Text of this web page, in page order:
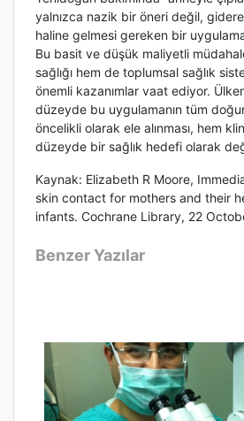
yalnızca nazik bir öneri değil,
haline gelmesi gereken bir
Bu basit ve düşük maliyetli
sağlığı hem de toplumsal sağlık
önemli kazanımlar vaat ediyor.
düzeyde bu uygulamanın tüm
öncelikli olarak ele alınması, hem
düzeyde bir sağlık hedefi olarak
Kaynak: Elizabeth R Moore,
skin contact for mothers and their
infants. Cochrane Library, 22
Benzer Yazılar